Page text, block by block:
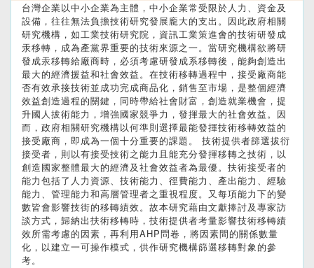
台灣企業以中小企業為主體，中小企業常受限於人力、資金及
設備，往往無法負擔技術研究發展龐大的支出。因此政府相關
研究機構，如工業技術研究院，資訊工業策進會的技術研發成
汞移轉，成為產黨界重要的技術來源之一。當研究機構欲將研
發成汞移轉給廠商時，必須考慮研發成系移轉後，能夠創造出
最大的經濟援益和社會效益。在技術移轉過程中，接受廠商能
否有效承接技術並成功完成商品化，銷售至市場，是整個經濟
效益創造過程的關鍵，同時帶給社會財富，創造就業機會，提
升國人拔術能力，增強國家競爭力，發揮最大的社會效益。因
而，政府相關研究機構以何準則選擇最能發揮技術移轉效益的
接受廠商，即成為一個十分重要的課題。 技術提供者篩選拔衍
接受者，則以有接受技術之能力且能充分發揮移轉之技術，以
創造國家整體最大的經濟及社會效益者為最優。扶術接受者的
能力包括了人力資源、技術能力、徑費能力、產出能力、經驗
能力、管理能力和高層管理者之重視程度。又每項能力下的變
數皆會影響技街的移轉績效。故本研究藉由文獻捧討及專家訪
談方式，歸納出扶術移轉時，技術提供者考量影響技術移轉績
效所需考慮的因素，再利用AHP問卷，將因素間的關係數量
化，以建立一可操作模式，供作研究機構篩選移轉對象的參
考。